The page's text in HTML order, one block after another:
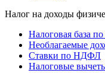
Налог на доходы
Налоговая база
Необлагаемые
Ставки по НДФЛ
Налоговые